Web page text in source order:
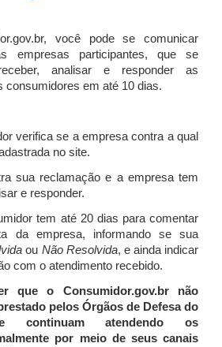
você pode se comunicar
empresas participantes, que se
analisar e responder as
consumidores em até 10 dias.
verifica se a empresa contra a qual
no site.
sua reclamação e a empresa tem
e responder.
tem até 20 dias para comentar
da empresa, informando se sua
ou Não Resolvida, e ainda indicar
com o atendimento recebido.
que o Consumidor.gov.br não
pelos Órgãos de Defesa do
continuam atendendo os
por meio de seus canais